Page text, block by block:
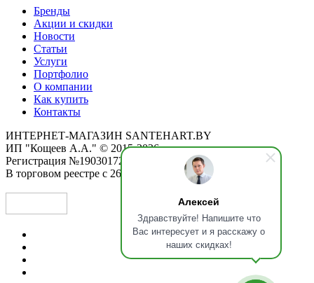
Алексей
Здравствуйте! Напишите что
Вас интересует и я расскажу о
наших скидках!
Бренды
Акции и скидки
Новости
Статьи
Услуги
Портфолио
О компании
Как купить
Контакты
ИНТЕРНЕТ-МАГАЗИН SANTEHART.BY
ИП "Кощеев А.А." © 2015-2026
Регистрация №190301725 от 12.02.2015
В торговом реестре с 26.11.2019